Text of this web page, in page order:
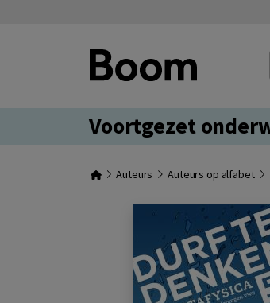
Voortgezet
Auteurs Auteurs op alfabet